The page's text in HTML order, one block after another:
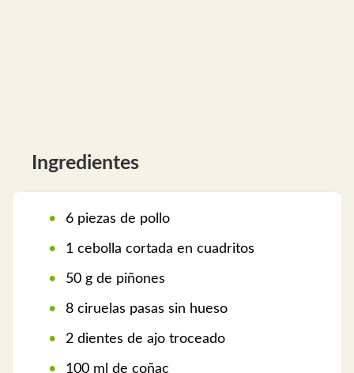
Ingredientes
6 piezas de pollo
1 cebolla cortada en cuadritos
50 g de piñones
8 ciruelas pasas sin hueso
2 dientes de ajo troceado
100 ml de coñac